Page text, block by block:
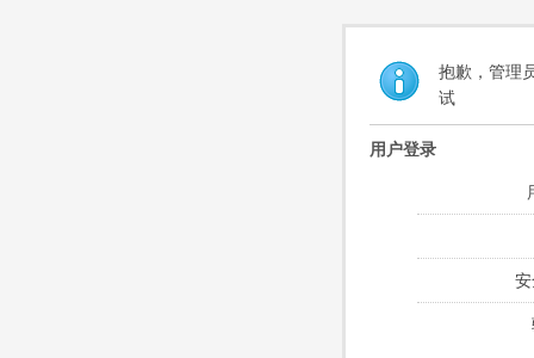
抱歉，管理
试
用户登录